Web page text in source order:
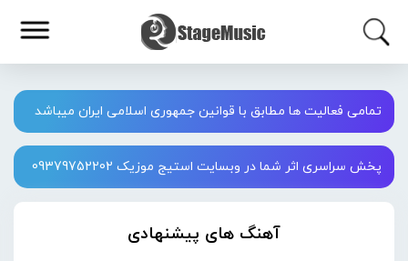
تمامی فعالیت ها مطابق با قوانین جمهوری اسلامی ایران میباشد
پخش سراسری اثر شما در وبسایت استیج موزیک 09379752202
آهنگ های پیشنهادی